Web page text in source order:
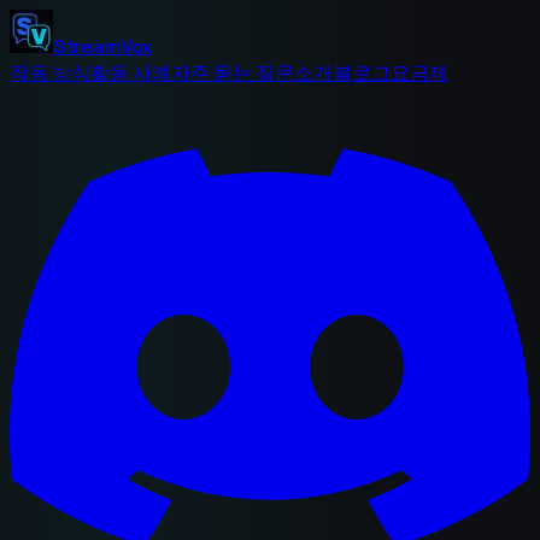
StreamVox
작동 방식활용 사례자주 묻는 질문소개블로그요금제